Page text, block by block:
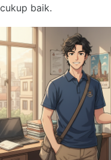
cukup baik.